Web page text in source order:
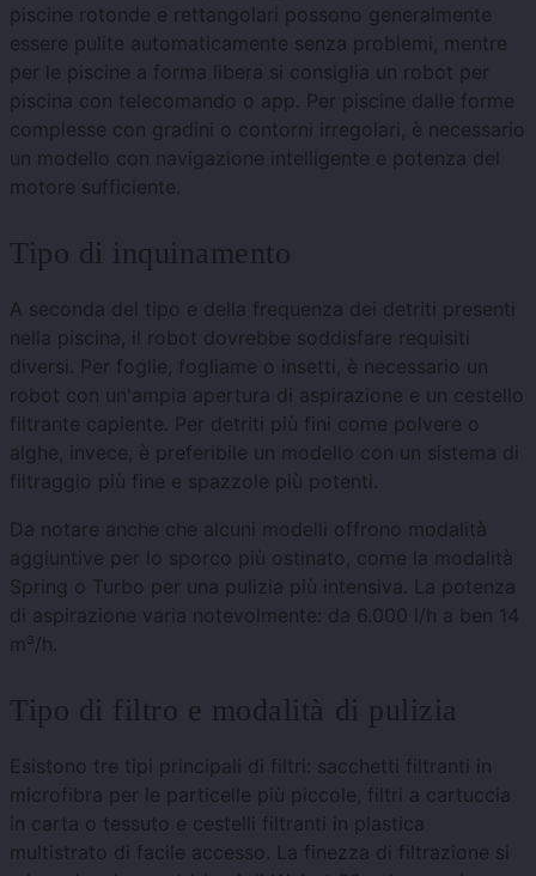
piscine rotonde e rettangolari possono generalmente
essere pulite automaticamente senza problemi, mentre
per le piscine a forma libera si consiglia un robot per
piscina con telecomando o app. Per piscine dalle forme
complesse con gradini o contorni irregolari, è necessario
un modello con navigazione intelligente e potenza del
motore sufficiente.
Tipo di inquinamento
A seconda del tipo e della frequenza dei detriti presenti
nella piscina, il robot dovrebbe soddisfare requisiti
diversi. Per foglie, fogliame o insetti, è necessario un
robot con un'ampia apertura di aspirazione e un cestello
filtrante capiente. Per detriti più fini come polvere o
alghe, invece, è preferibile un modello con un sistema di
filtraggio più fine e spazzole più potenti.
Da notare anche che alcuni modelli offrono modalità
aggiuntive per lo sporco più ostinato, come la modalità
Spring o Turbo per una pulizia più intensiva. La potenza
di aspirazione varia notevolmente: da 6.000 l/h a ben 14
m³/h.
Tipo di filtro e modalità di pulizia
Esistono tre tipi principali di filtri: sacchetti filtranti in
microfibra per le particelle più piccole, filtri a cartuccia
in carta o tessuto e cestelli filtranti in plastica
multistrato di facile accesso. La finezza di filtrazione si